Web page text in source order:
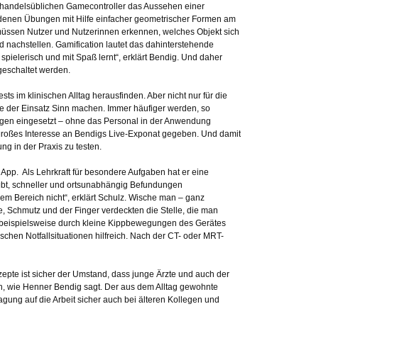
Gamecontroller das Aussehen einer
Übungen mit Hilfe einfacher geometrischer Formen am
Nutzer und Nutzerinnen erkennen, welches Objekt sich
Gamification lautet das dahinterstehende
und mit Spaß lernt“, erklärt Bendig. Und daher
werden.
im klinischen Alltag herausfinden. Aber nicht nur für die
Einsatz Sinn machen. Immer häufiger werden, so
eingesetzt – ohne das Personal in der Anwendung
Interesse an Bendigs Live-Exponat gegeben. Und damit
in der Praxis zu testen.
Als Lehrkraft für besondere Aufgaben hat er eine
schneller und ortsunabhängig Befundungen
Bereich nicht“, erklärt Schulz. Wische man – ganz
Schmutz und der Finger verdeckten die Stelle, die man
durch kleine Kippbewegungen des Gerätes
Notfallsituationen hilfreich. Nach der CT- oder MRT-
ist sicher der Umstand, dass junge Ärzte und auch der
Henner Bendig sagt. Der aus dem Alltag gewohnte
auf die Arbeit sicher auch bei älteren Kollegen und